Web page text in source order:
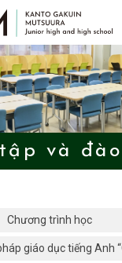
và
Chương trình học
giáo dục tiếng Anh